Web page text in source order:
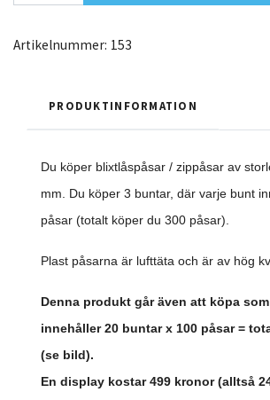
Artikelnummer: 153
PRODUKTINFORMATION
Du köper blixtlåspåsar / zippåsar av
mm. Du köper 3 buntar, där varje bunt
påsar (totalt köper du 300 påsar).
Plast påsarna är lufttäta och är av hög
Denna produkt går även att köpa
innehåller 20 buntar x 100 påsar =
(se bild).
En display kostar 499 kronor (alltså